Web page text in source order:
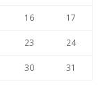
16 17
23 24
30 31